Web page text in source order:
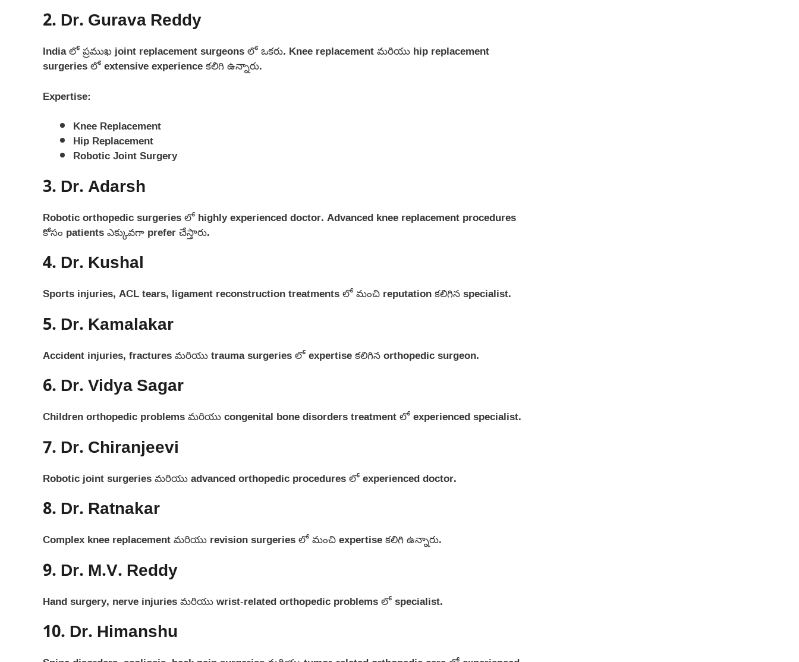
2. Dr. Gurava Reddy
India లో ప్రముఖ joint replacement surgeons లో ఒకరు. Knee replacement మరియు hip replacement
surgeries లో extensive experience కలిగి ఉన్నారు.
Expertise:
Knee Replacement
Hip Replacement
Robotic Joint Surgery
3. Dr. Adarsh
Robotic orthopedic surgeries లో highly experienced doctor. Advanced knee replacement procedures
కోసం patients ఎక్కువగా prefer చేస్తారు.
4. Dr. Kushal
Sports injuries, ACL tears, ligament reconstruction treatments లో మంచి reputation కలిగిన specialist.
5. Dr. Kamalakar
Accident injuries, fractures మరియు trauma surgeries లో expertise కలిగిన orthopedic surgeon.
6. Dr. Vidya Sagar
Children orthopedic problems మరియు congenital bone disorders treatment లో experienced specialist.
7. Dr. Chiranjeevi
Robotic joint surgeries మరియు advanced orthopedic procedures లో experienced doctor.
8. Dr. Ratnakar
Complex knee replacement మరియు revision surgeries లో మంచి expertise కలిగి ఉన్నారు.
9. Dr. M.V. Reddy
Hand surgery, nerve injuries మరియు wrist-related orthopedic problems లో specialist.
10. Dr. Himanshu